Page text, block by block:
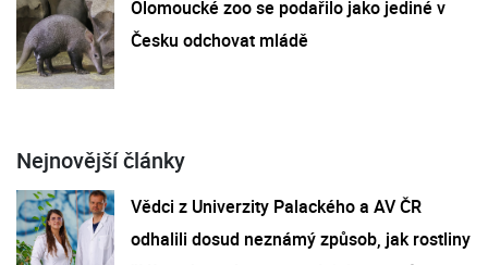
Olomoucké zoo se podařilo jako jediné v
Česku odchovat mládě
Nejnovější články
Vědci z Univerzity Palackého a AV ČR
odhalili dosud neznámý způsob, jak rostliny